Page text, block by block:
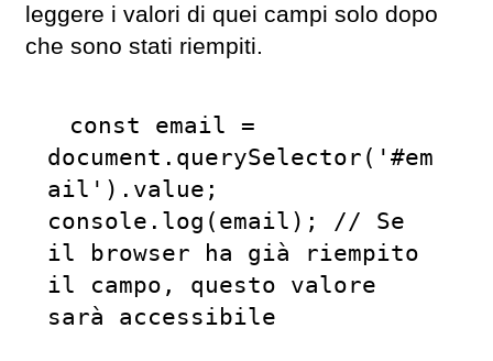
leggere i valori di quei campi solo dopo
che sono stati riempiti.
const email =
document.querySelector('#em
ail').value;
console.log(email); // Se
il browser ha già riempito
il campo, questo valore
sarà accessibile